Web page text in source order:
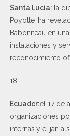
Santa Lucía: la
Poyotte, ha
Babonneau en
instalaciones y
reconocimiento
18.
Ecuador:el 17 de
organizaciones
internas y elijan a